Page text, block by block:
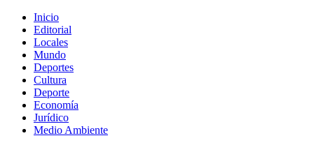
Inicio
Editorial
Locales
Mundo
Deportes
Cultura
Deporte
Economía
Jurídico
Medio Ambiente